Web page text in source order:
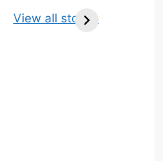
View all stories
ज्योतिर्लिंग | नाम, स्थान एवं